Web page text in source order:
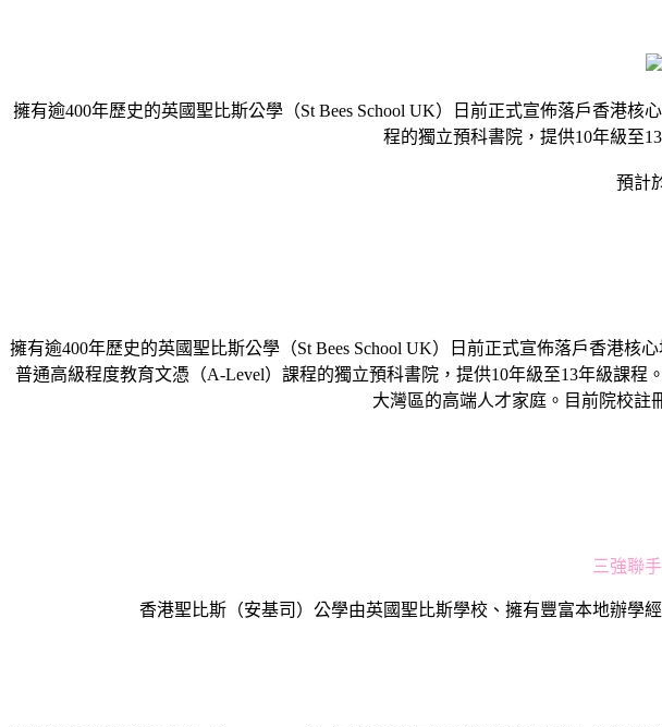
擁有逾400年歷史的英國聖比斯公學（St Bees School UK）日前正式宣佈落戶香港
程的獨立預科書院，提供10年級至
預計
擁有逾400年歷史的英國聖比斯公學（St Bees School UK）日前正式宣佈落戶香港
普通高級程度教育文憑（A-Level）課程的獨立預科書院，提供10年級至13年級課
大灣區的高端人才家庭。目前院校註
三強聯
香港聖比斯（安基司）公學由英國聖比斯學校、擁有豐富本地辦學